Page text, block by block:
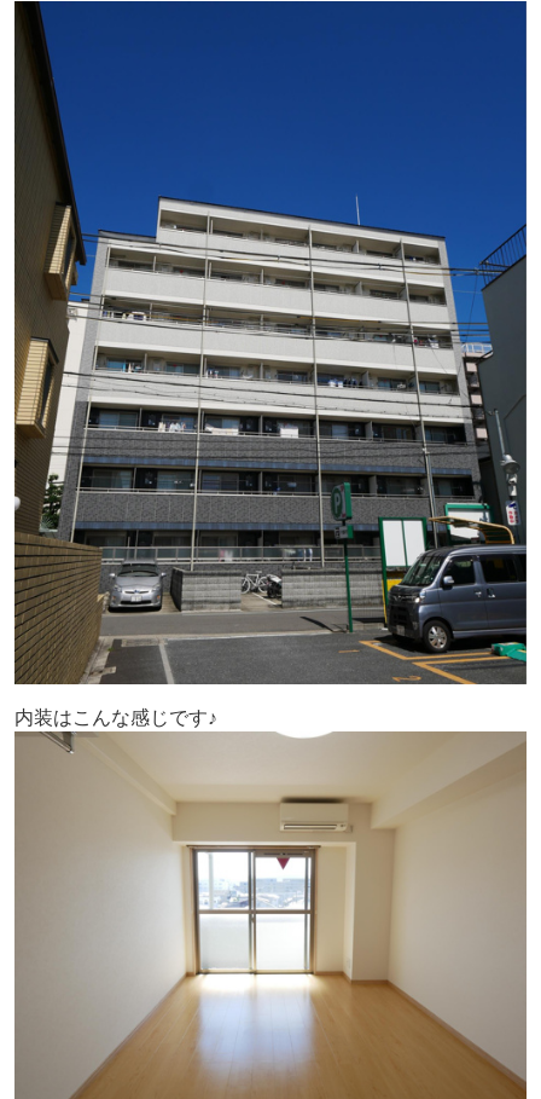
内装はこんな感じです♪